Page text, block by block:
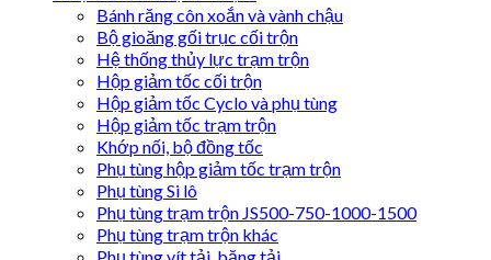
Bánh răng côn xoắn và vành chậu
Bộ gioăng gối trục cối trộn
Hệ thống thủy lực trạm trộn
Hộp giảm tốc cối trộn
Hộp giảm tốc Cyclo và phụ tùng
Hộp giảm tốc trạm trộn
Khớp nối, bộ đồng tốc
Phụ tùng hộp giảm tốc trạm trộn
Phụ tùng Si lô
Phụ tùng trạm trộn JS500-750-1000-1500
Phụ tùng trạm trộn khác